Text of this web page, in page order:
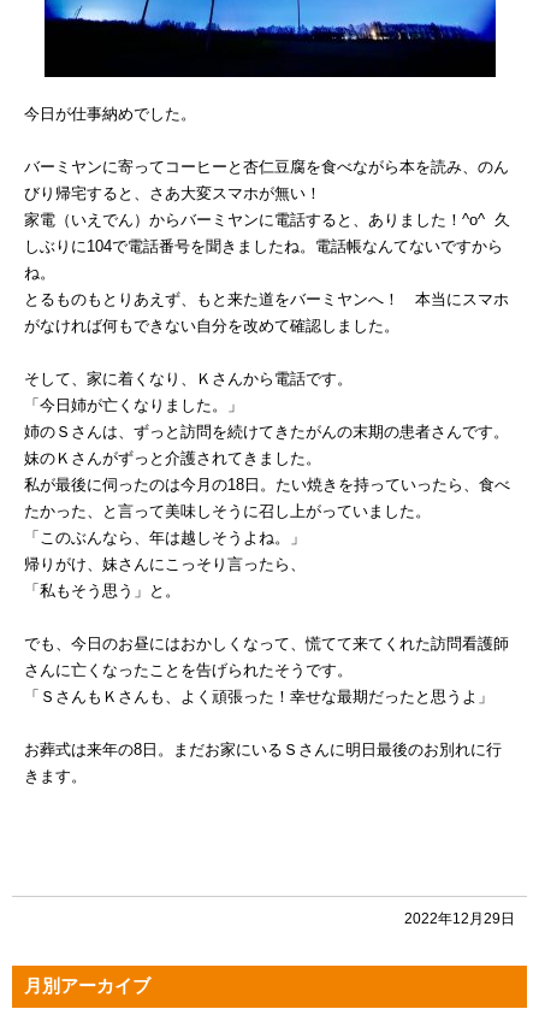
今日が仕事納めでした。
バーミヤンに寄ってコーヒーと杏仁豆腐を食べながら本を読み、のん
びり帰宅すると、さあ大変スマホが無い！
家電（いえでん）からバーミヤンに電話すると、ありました！^o^ 久
しぶりに104で電話番号を聞きましたね。電話帳なんてないですから
ね。
とるものもとりあえず、もと来た道をバーミヤンへ！ 本当にスマホ
がなければ何もできない自分を改めて確認しました。
そして、家に着くなり、Ｋさんから電話です。
「今日姉が亡くなりました。」
姉のＳさんは、ずっと訪問を続けてきたがんの末期の患者さんです。
妹のＫさんがずっと介護されてきました。
私が最後に伺ったのは今月の18日。たい焼きを持っていったら、食べ
たかった、と言って美味しそうに召し上がっていました。
「このぶんなら、年は越しそうよね。」
帰りがけ、妹さんにこっそり言ったら、
「私もそう思う」と。
でも、今日のお昼にはおかしくなって、慌てて来てくれた訪問看護師
さんに亡くなったことを告げられたそうです。
「ＳさんもＫさんも、よく頑張った！幸せな最期だったと思うよ」
お葬式は来年の8日。まだお家にいるＳさんに明日最後のお別れに行
きます。
2022年12月29日
月別アーカイブ